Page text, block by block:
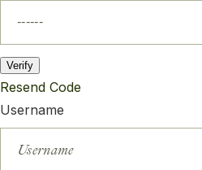
Verify
Resend Code
Username